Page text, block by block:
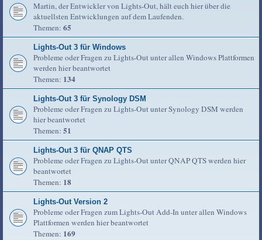
Martin, der Entwickler von Lights-Out, hält euch hier über die
aktuellsten Entwicklungen auf dem Laufenden.
Themen: 65
Lights-Out 3 für Windows
Probleme oder Fragen zu Lights-Out unter allen Windows Plattformen
werden hier beantwortet
Themen: 134
Lights-Out 3 für Synology DSM
Probleme oder Fragen zu Lights-Out unter Synology DSM werden
hier beantwortet
Themen: 51
Lights-Out 3 für QNAP QTS
Probleme oder Fragen zu Lights-Out unter QNAP QTS werden hier
beantwortet
Themen: 18
Lights-Out Version 2
Probleme oder Fragen zum Lights-Out Add-In unter allen Windows
Plattformen werden hier beantwortet
Themen: 169